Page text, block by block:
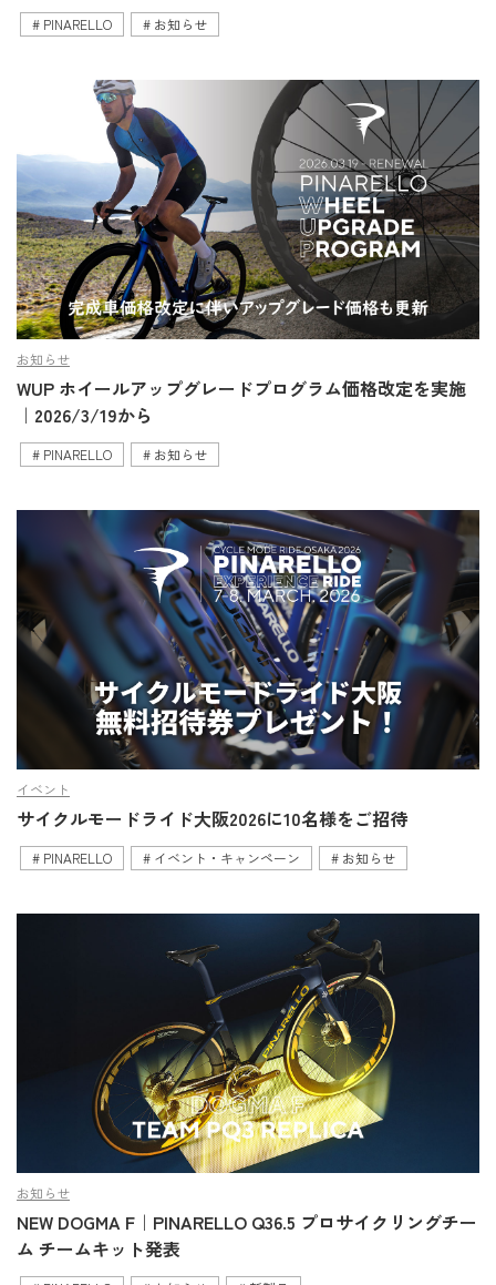
PINARELLO お知らせ
お知らせ
WUP ホイールアップグレードプログラム価格改定を実施
｜2026/3/19から
PINARELLO お知らせ
イベント
サイクルモードライド大阪2026に10名様をご招待
PINARELLO イベント・キャンペーン お知らせ
お知らせ
NEW DOGMA F｜PINARELLO Q36.5 プロサイクリングチー
ム チームキット発表